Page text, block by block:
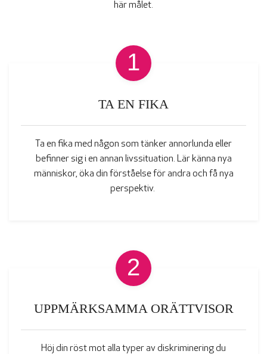
här målet.
1
TA EN FIKA
Ta en fika med någon som tänker annorlunda eller
befinner sig i en annan livssituation. Lär känna nya
människor, öka din förståelse för andra och få nya
perspektiv.
2
UPPMÄRKSAMMA ORÄTTVISOR
Höj din röst mot alla typer av diskriminering du